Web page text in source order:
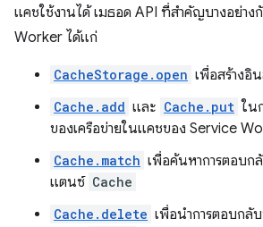
แคชใช้งานได้ เมธอด API ที่สำคัญบางอย่า
Worker ได้แก่
CacheStorage.open เพื่อสร้างอิ
Cache.add และ Cache.put ใน
ของเครือข่ายในแคชของ Service
Cache.match เพื่อค้นหาการตอบ
แตนซ์ Cache
Cache.delete เพื่อนำการตอบกลั